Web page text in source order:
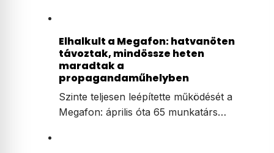
Elhalkult a Megafon: hatvanöten
távoztak, mindössze heten
maradtak a
propagandaműhelyben
Szinte teljesen leépítette működését a
Megafon: április óta 65 munkatárs…